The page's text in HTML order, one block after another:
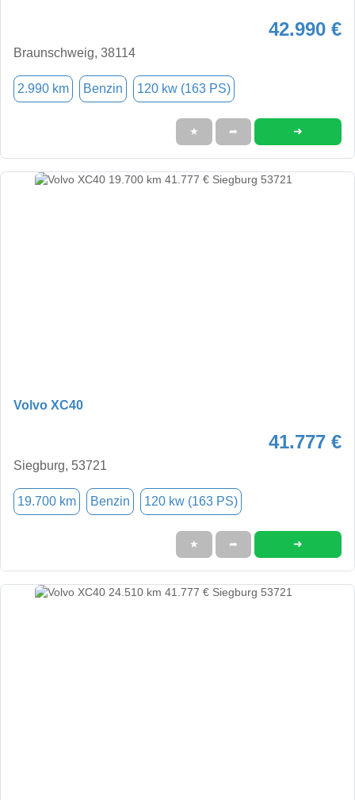
42.990 €
Braunschweig, 38114
2.990 km Benzin 120 kw (163 PS)
★ ➦ ➜
Volvo XC40
41.777 €
Siegburg, 53721
19.700 km Benzin 120 kw (163 PS)
★ ➦ ➜